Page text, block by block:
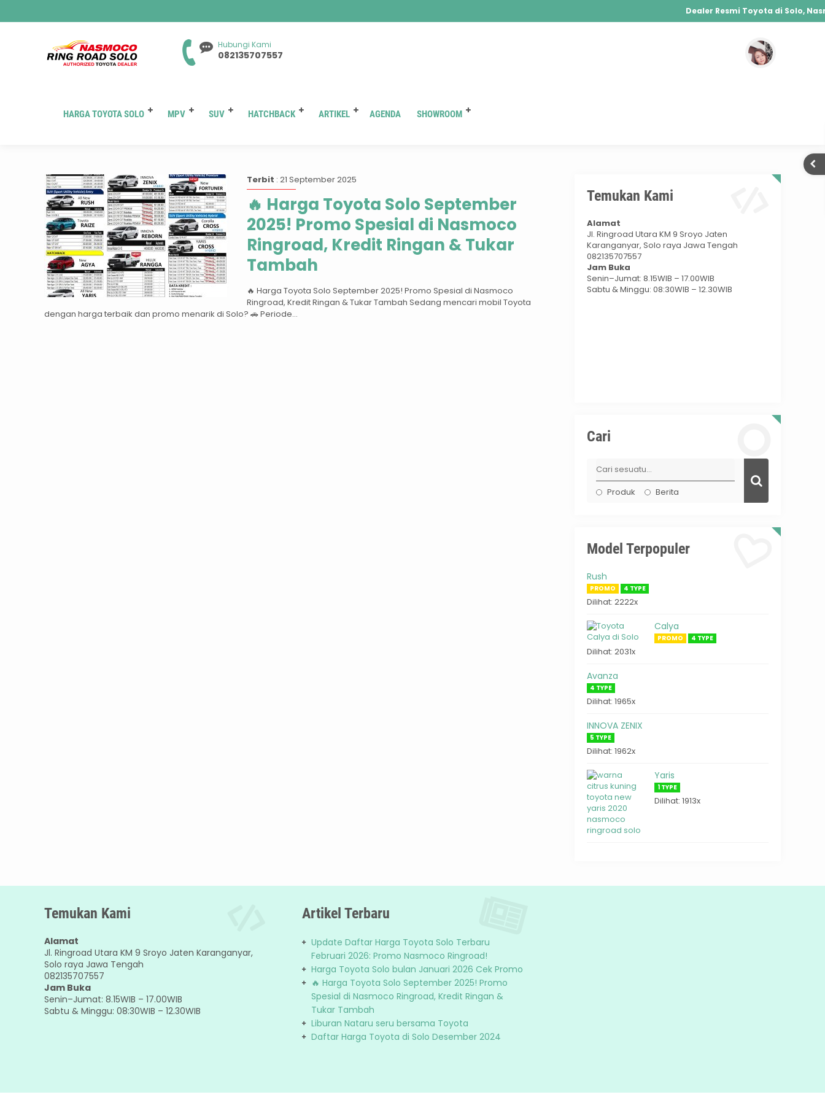
Dealer Resmi Toyota di Solo,
Agya, Calya, Fortuner, Rush, Sienta,
Hybrid, Yaris Cross Hybrid, Alphard
Hubungi Kami
082135707557
HARGA TOYOTA SOLO MPV SUV HATCHBACK ARTIKEL AGENDA SHOWROOM
Tag:promo toyota september 2025
Terbit : 21 September 2025
🔥 Harga Toyota Solo September
2025! Promo Spesial di Nasmoco
Ringroad, Kredit Ringan & Tukar
Tambah
🔥 Harga Toyota Solo September 2025! Promo Spesial di Nasmoco
Ringroad, Kredit Ringan & Tukar Tambah Sedang mencari mobil Toyota
dengan harga terbaik dan promo menarik di Solo? 🚗 Periode...
Temukan Kami
Alamat
Jl. Ringroad Utara KM 9 Sroyo Jaten
Karanganyar, Solo raya Jawa Tengah
082135707557
Jam Buka
Senin–Jumat: 8.15WIB – 17.00WIB
Sabtu & Minggu: 08:30WIB – 12.30WIB
Cari
Produk Berita
Model Terpopuler
Rush
PROMO 4 TYPE
Dilihat: 2222x
Calya
PROMO 4 TYPE
Dilihat: 2031x
Avanza
4 TYPE
Dilihat: 1965x
INNOVA ZENIX
5 TYPE
Dilihat: 1962x
Yaris
1 TYPE
Dilihat: 1913x
Temukan Kami
Alamat
Jl. Ringroad Utara KM 9 Sroyo Jaten Karanganyar,
Solo raya Jawa Tengah
082135707557
Jam Buka
Senin–Jumat: 8.15WIB – 17.00WIB
Sabtu & Minggu: 08:30WIB – 12.30WIB
Artikel Terbaru
Update Daftar Harga Toyota Solo Terbaru
Februari 2026: Promo Nasmoco Ringroad!
Harga Toyota Solo bulan Januari 2026 Cek Promo
🔥 Harga Toyota Solo September 2025! Promo
Spesial di Nasmoco Ringroad, Kredit Ringan &
Tukar Tambah
Liburan Nataru seru bersama Toyota
Daftar Harga Toyota di Solo Desember 2024